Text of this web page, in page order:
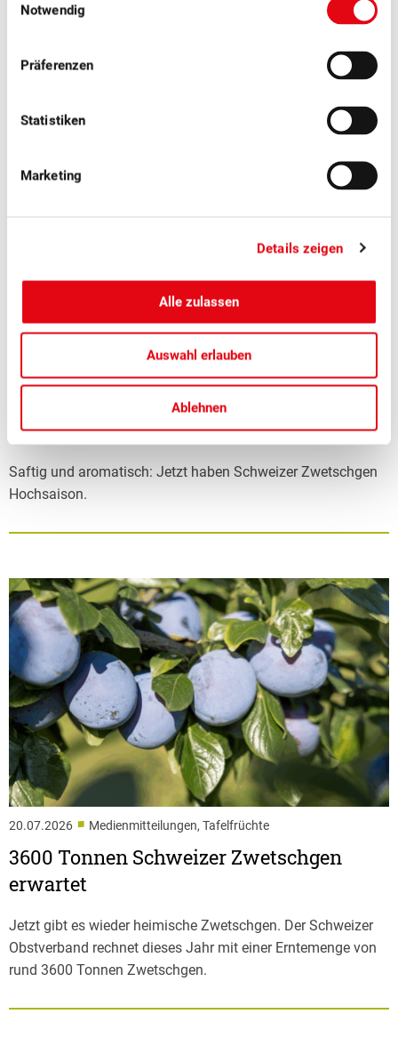
Notwendig
Präferenzen
Statistiken
Marketing
Details zeigen
Alle zulassen
Auswahl erlauben
Ablehnen
Weitere News
Medienmitteilungen, Tafelfrüchte
Schweizer Zwetschgen: Der
zwetschgenblaue Genuss hat wieder
Hochsaison
Saftig und aromatisch: Jetzt haben Schweizer Zwetschgen
Hochsaison.
20.07.2026 ■ Medienmitteilungen, Tafelfrüchte
3600 Tonnen Schweizer Zwetschgen
erwartet
Jetzt gibt es wieder heimische Zwetschgen. Der Schweizer
Obstverband rechnet dieses Jahr mit einer Erntemenge von
rund 3600 Tonnen Zwetschgen.